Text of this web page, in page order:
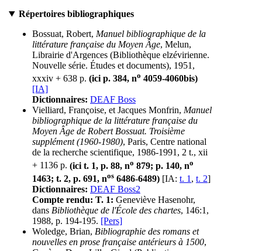
Répertoires bibliographiques
Bossuat, Robert, Manuel bibliographique de la
littérature française du Moyen Âge, Melun,
Librairie d'Argences (Bibliothèque elzévirienne.
Nouvelle série. Études et documents), 1951,
xxxiv + 638 p. (ici p. 384, no 4059-4060bis)
[IA]
Dictionnaires: DEAF Boss
Vielliard, Françoise, et Jacques Monfrin, Manuel
bibliographique de la littérature française du
Moyen Âge de Robert Bossuat. Troisième
supplément (1960-1980), Paris, Centre national
de la recherche scientifique, 1986-1991, 2 t., xii
+ 1136 p. (ici t. 1, p. 88, no 879; p. 140, no
1463; t. 2, p. 691, nos 6486-6489) [IA: t. 1 , t. 2]
Dictionnaires: DEAF Boss2
Compte rendu: T. 1: Geneviève Hasenohr,
dans Bibliothèque de l'École des chartes, 146:1,
1988, p. 194-195. [Pers]
Woledge, Brian, Bibliographie des romans et
nouvelles en prose française antérieurs à 1500,